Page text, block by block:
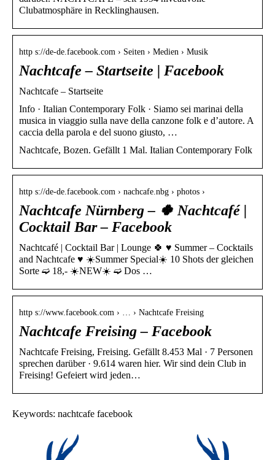
Clubatmosphäre in Recklinghausen.
http s://de-de.facebook.com › Seiten › Medien › Musik
Nachtcafe – Startseite | Facebook
Nachtcafe – Startseite
Info · Italian Contemporary Folk · Siamo sei marinai della
musica in viaggio sulla nave della canzone folk e d’autore. A
caccia della parola e del suono giusto, …
Nachtcafe, Bozen. Gefällt 1 Mal. Italian Contemporary Folk
http s://de-de.facebook.com › nachcafe.nbg › photos ›
Nachtcafe Nürnberg – 🍀 Nachtcafé |
Cocktail Bar – Facebook
Nachtcafé | Cocktail Bar | Lounge 🍀 ♥ Summer – Cocktails
and Nachtcafe ♥ ☀️Summer Special☀️ 10 Shots der gleichen
Sorte ➫ 18,- ☀️NEW☀️ ➫ Dos …
http s://www.facebook.com › … › Nachtcafe Freising
Nachtcafe Freising – Facebook
Nachtcafe Freising, Freising. Gefällt 8.453 Mal · 7 Personen
sprechen darüber · 9.614 waren hier. Wir sind dein Club in
Freising! Gefeiert wird jeden…
Keywords: nachtcafe facebook